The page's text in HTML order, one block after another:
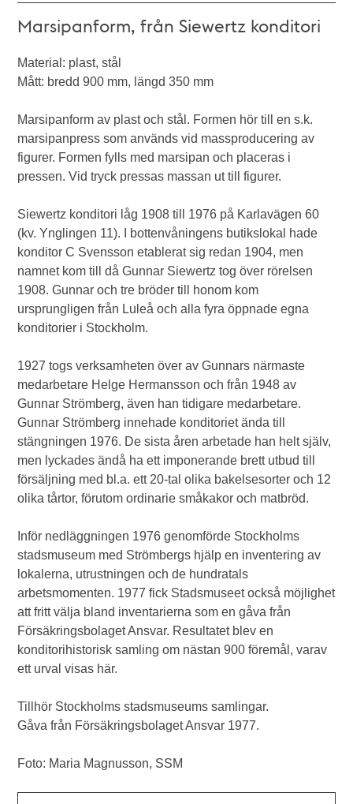
Marsipanform, från Siewertz konditori
Material: plast, stål
Mått: bredd 900 mm, längd 350 mm
Marsipanform av plast och stål. Formen hör till en s.k.
marsipanpress som används vid massproducering av
figurer. Formen fylls med marsipan och placeras i
pressen. Vid tryck pressas massan ut till figurer.
Siewertz konditori låg 1908 till 1976 på Karlavägen 60
(kv. Ynglingen 11). I bottenvåningens butikslokal hade
konditor C Svensson etablerat sig redan 1904, men
namnet kom till då Gunnar Siewertz tog över rörelsen
1908. Gunnar och tre bröder till honom kom
ursprungligen från Luleå och alla fyra öppnade egna
konditorier i Stockholm.
1927 togs verksamheten över av Gunnars närmaste
medarbetare Helge Hermansson och från 1948 av
Gunnar Strömberg, även han tidigare medarbetare.
Gunnar Strömberg innehade konditoriet ända till
stängningen 1976. De sista åren arbetade han helt själv,
men lyckades ändå ha ett imponerande brett utbud till
försäljning med bl.a. ett 20-tal olika bakelsesorter och 12
olika tårtor, förutom ordinarie småkakor och matbröd.
Inför nedläggningen 1976 genomförde Stockholms
stadsmuseum med Strömbergs hjälp en inventering av
lokalerna, utrustningen och de hundratals
arbetsmomenten. 1977 fick Stadsmuseet också möjlighet
att fritt välja bland inventarierna som en gåva från
Försäkringsbolaget Ansvar. Resultatet blev en
konditorihistorisk samling om nästan 900 föremål, varav
ett urval visas här.
Tillhör Stockholms stadsmuseums samlingar.
Gåva från Försäkringsbolaget Ansvar 1977.
Foto: Maria Magnusson, SSM